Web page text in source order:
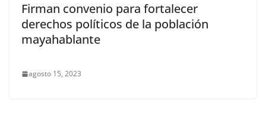
Firman convenio para fortalecer
derechos políticos de la población
mayahablante
agosto 15, 2023